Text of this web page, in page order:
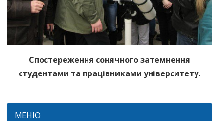
Спостереження сонячного затемнення
студентами та працівниками університету.
МЕНЮ